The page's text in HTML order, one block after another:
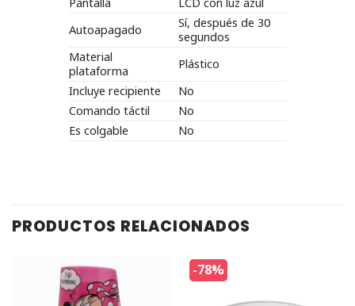
Autoapagado
Sí, después de 30
segundos
Material
plataforma
Plástico
Incluye recipiente
No
Comando táctil
No
Es colgable
No
PRODUCTOS RELACIONADOS
-78%